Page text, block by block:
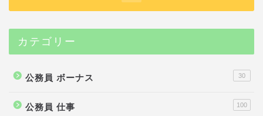
カテゴリー
公務員 ボーナス 30
公務員 仕事 100